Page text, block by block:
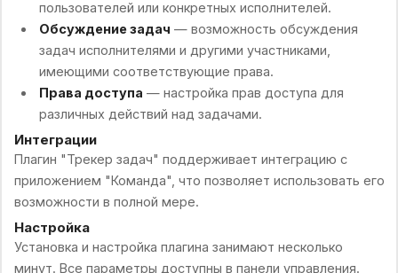
пользователей или конкретных исполнителей.
Обсуждение задач — возможность обсуждения
задач исполнителями и другими участниками,
имеющими соответствующие права.
Права доступа — настройка прав доступа для
различных действий над задачами.
Интеграции
Плагин "Трекер задач" поддерживает интеграцию с
приложением "Команда", что позволяет использовать его
возможности в полной мере.
Настройка
Установка и настройка плагина занимают несколько
минут. Все параметры доступны в панели управления.